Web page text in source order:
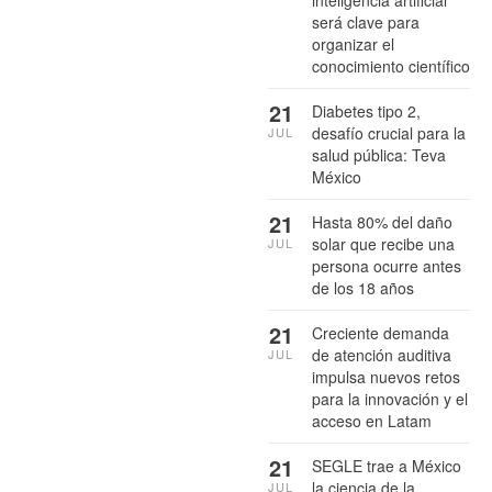
será clave para
organizar el
conocimiento científico
Diabetes tipo 2,
desafío crucial para la
salud pública: Teva
México
21
JUL
Hasta 80% del daño
solar que recibe una
persona ocurre antes
de los 18 años
21
JUL
Creciente demanda
de atención auditiva
impulsa nuevos retos
para la innovación y el
acceso en Latam
21
JUL
SEGLE trae a México
la ciencia de la
21
JUL